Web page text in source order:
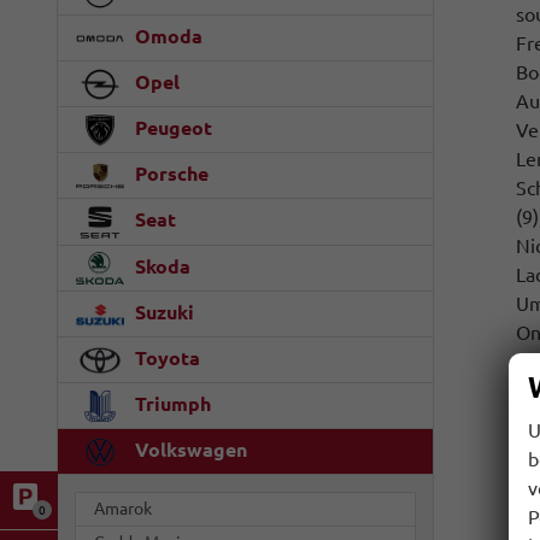
0
Omoda
Opel
Peugeot
Porsche
Seat
Skoda
Suzuki
Toyota
Triumph
Volkswagen
Amarok